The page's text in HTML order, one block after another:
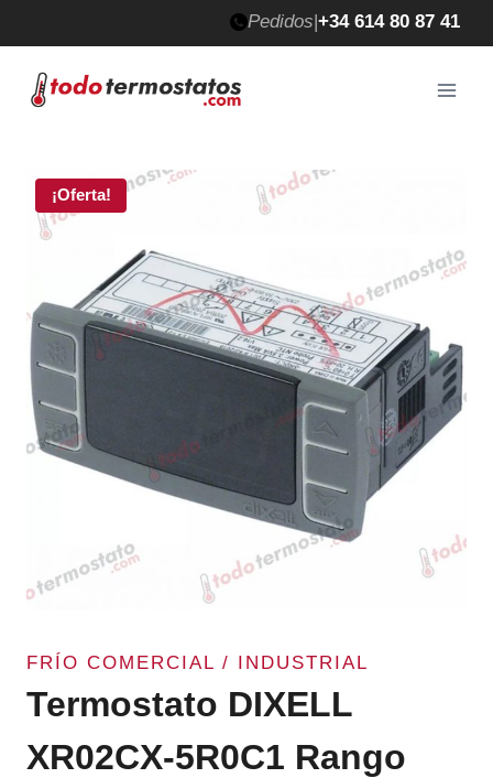
al
contenido
Pedidos|+34 614 80 87 41
¡Oferta!
FRÍO COMERCIAL / INDUSTRIAL
Termostato DIXELL
XR02CX-5R0C1 Rango